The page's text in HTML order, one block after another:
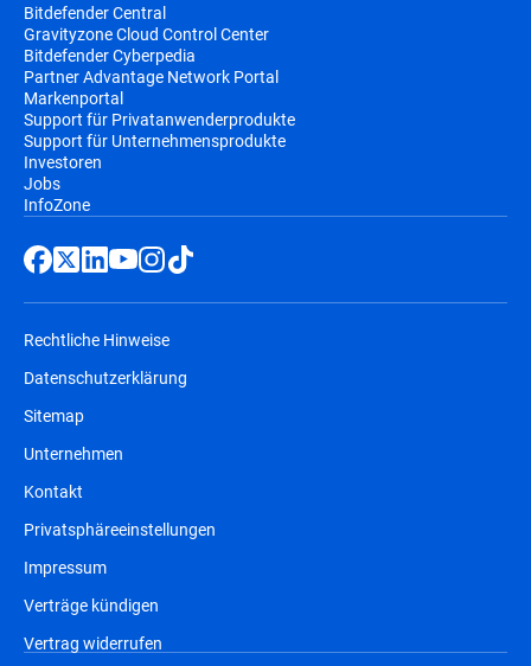
Bitdefender Central
Gravityzone Cloud Control Center
Bitdefender Cyberpedia
Partner Advantage Network Portal
Markenportal
Support für Privatanwenderprodukte
Support für Unternehmensprodukte
Investoren
Jobs
InfoZone
Rechtliche Hinweise
Datenschutzerklärung
Sitemap
Unternehmen
Kontakt
Privatsphäreeinstellungen
Impressum
Verträge kündigen
Vertrag widerrufen